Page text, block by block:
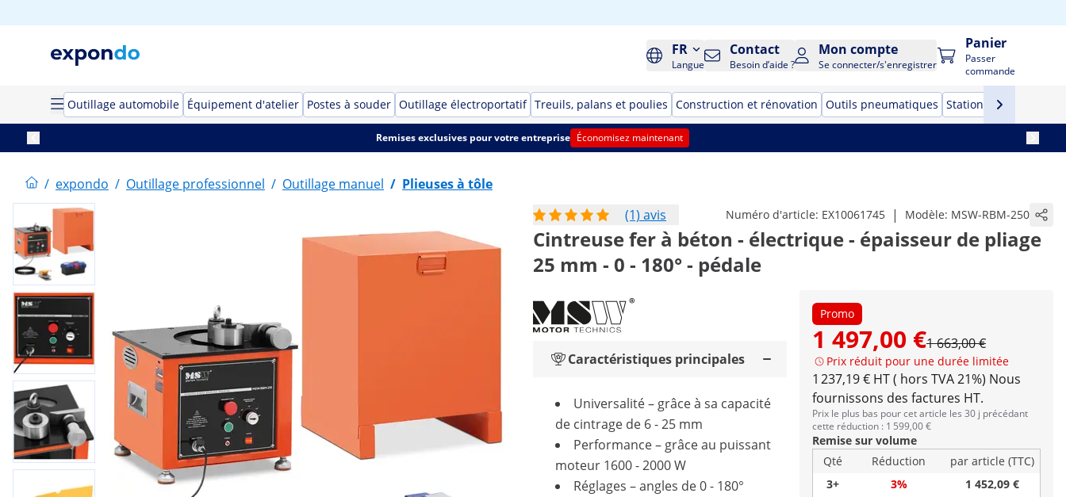
FR
Langue
Contact
Besoin d’aide ?
Mon compte
Se connecter/s'enregistrer
Panier
Passer
commande
Outillage automobile Équipement d'atelier Postes à souder Outillage électroportatif Treuils, palans et poulies Construction et rénovation Outils pneumatiques Stations de soudage
Remises exclusives pour votre entreprise Économisez maintenant
/ expondo / Outillage professionnel / Outillage manuel / Plieuses à tôle
(1) avis
Numéro d'article: EX10061745 | Modèle: MSW-RBM-250
Cintreuse fer à béton - électrique - épaisseur de pliage
25 mm - 0 - 180° - pédale
Promo
1 497,00 €1 663,00 €
Prix réduit pour une durée limitée
1 237,19 € HT ( hors TVA 21%) Nous
fournissons des factures HT.
Prix le plus bas pour cet article les 30 j précédant
cette réduction : 1 599,00 €
Remise sur volume
Qté
Réduction
par article (TTC)
3+
3%
1 452,09 €
Caractéristiques principales
Universalité – grâce à sa capacité
de cintrage de 6 - 25 mm
Performance – grâce au puissant
moteur 1600 - 2000 W
Réglages – angles de 0 - 180°